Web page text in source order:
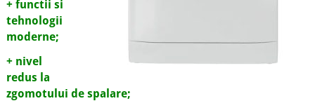
+ functii si
tehnologii
moderne;
+ nivel
redus la
zgomotului de spalare;